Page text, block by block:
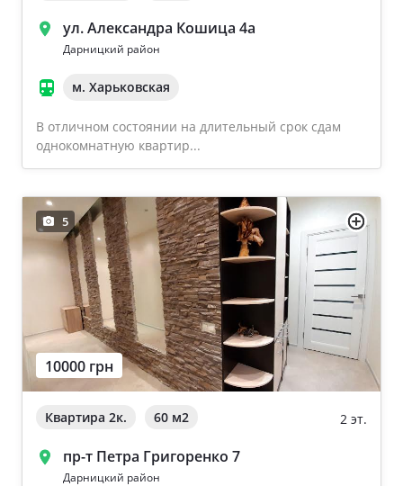
ул. Александра Кошица 4а
Дарницкий район
м. Харьковская
В отличном состоянии на длительный срок сдам
однокомнатную квартир...
5
10000 грн
Квартира 2к. 60 м2 2 эт.
пр-т Петра Григоренко 7
Дарницкий район